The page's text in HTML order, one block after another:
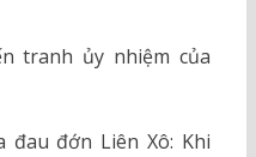
tranh ủy nhiệm của
đớn Liên Xô: Khi